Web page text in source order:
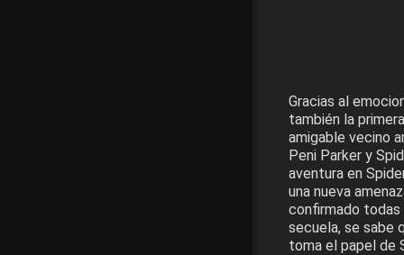
Gracias al
también la
amigable vecino
Peni Parker y
aventura en
una nueva
confirmado todas
secuela, se sabe
toma el papel de